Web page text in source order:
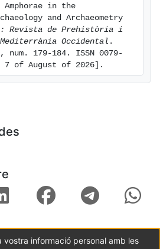
Amphorae in the
and Archaeometry
Revista de Prehistòria i
Occidental .
num. 179-184. ISSN 0079-
7 of August of 2026].
vostra informació personal amb les